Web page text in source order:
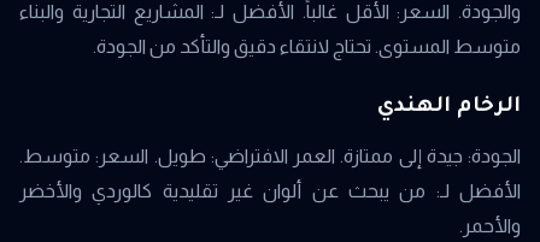
والجودة. السعر: الأقل غالباً. الأفضل لـ: المشاريع التجارية والبناء
متوسط المستوى. تحتاج لانتقاء دقيق والتأكد من الجودة.
الرخام الهندي
الجودة: جيدة إلى ممتازة. العمر الافتراضي: طويل. السعر: متوسط.
الأفضل لـ: من يبحث عن ألوان غير تقليدية كالوردي والأخضر
والأحمر.